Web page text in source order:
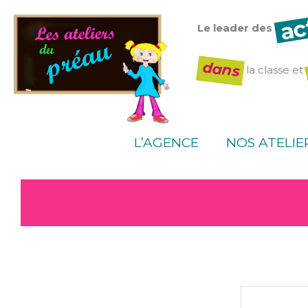
contenu
Le leader des
dans la classe et
L’AGENCE NOS